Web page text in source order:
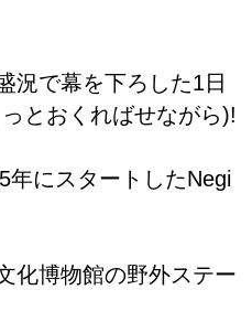
況で幕を下ろした1日
とおくればせながら)!
年にスタートしたNegi
化博物館の野外ステー